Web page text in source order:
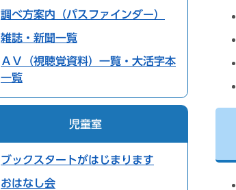
調べ方案内（パスファインダー）
雑誌・新聞一覧
ＡＶ（視聴覚資料）一覧・大活字本
一覧
児童室
ブックスタートがはじまります
おはなし会